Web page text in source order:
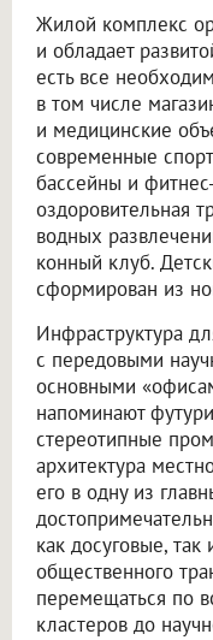
Жилой комплекс
и обладает
есть все
в том числе
и медицинские
современные
бассейны и
оздоровительная
водных
конный клуб.
сформирован из
Инфраструктура
с передовыми
основными
напоминают
стереотипные
архитектура
его в одну из
как досуговые,
общественного
перемещаться по
кластеров до